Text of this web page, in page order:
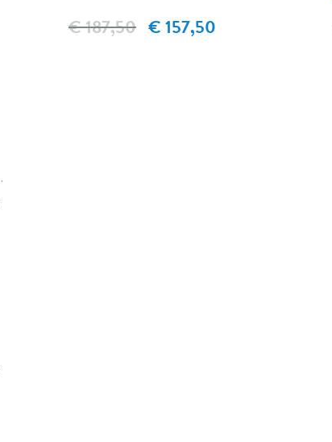
€ 157,50
€ 187,50